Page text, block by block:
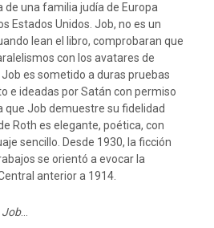
de una familia judía de Europa
Estados Unidos. Job, no es un
lean el libro, comprobaran que
con los avatares de
es sometido a duras pruebas
e ideadas por Satán con permiso
que Job demuestre su fidelidad
Roth es elegante, poética, con
sencillo. Desde 1930, la ficción
se orientó a evocar la
anterior a 1914.
Job…